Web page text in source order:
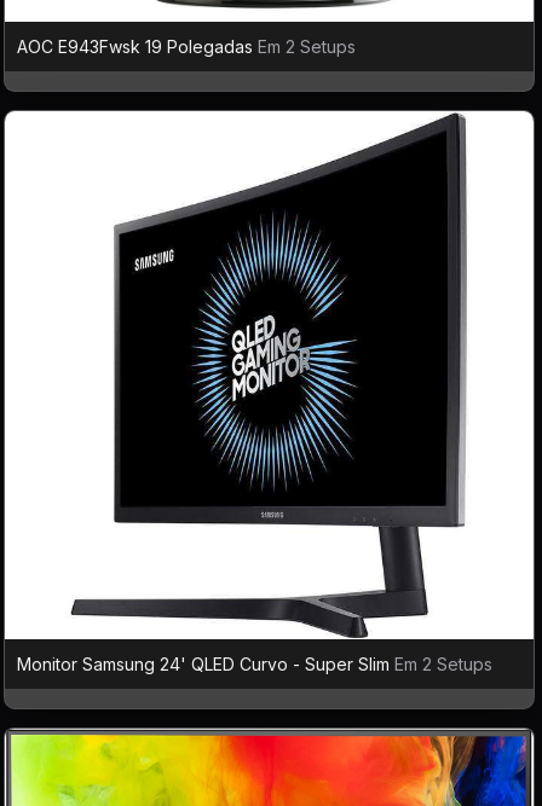
AOC E943Fwsk 19 Polegadas Em 2 Setups
Monitor Samsung 24' QLED Curvo - Super Slim Em 2 Setups